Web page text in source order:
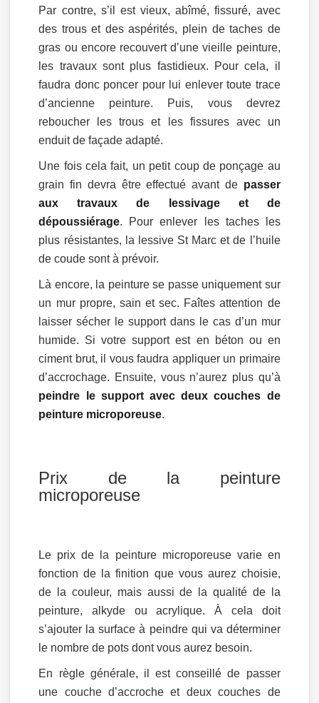
Par contre, s’il est vieux, abîmé, fissuré, avec
des trous et des aspérités, plein de taches de
gras ou encore recouvert d’une vieille peinture,
les travaux sont plus fastidieux. Pour cela, il
faudra donc poncer pour lui enlever toute trace
d’ancienne peinture. Puis, vous devrez
reboucher les trous et les fissures avec un
enduit de façade adapté.
Une fois cela fait, un petit coup de ponçage au
grain fin devra être effectué avant de passer
aux travaux de lessivage et de
dépoussiérage. Pour enlever les taches les
plus résistantes, la lessive St Marc et de l’huile
de coude sont à prévoir.
Là encore, la peinture se passe uniquement sur
un mur propre, sain et sec. Faîtes attention de
laisser sécher le support dans le cas d’un mur
humide. Si votre support est en béton ou en
ciment brut, il vous faudra appliquer un primaire
d’accrochage. Ensuite, vous n’aurez plus qu’à
peindre le support avec deux couches de
peinture microporeuse.
Prix de la peinture
microporeuse
Le prix de la peinture microporeuse varie en
fonction de la finition que vous aurez choisie,
de la couleur, mais aussi de la qualité de la
peinture, alkyde ou acrylique. À cela doit
s’ajouter la surface à peindre qui va déterminer
le nombre de pots dont vous aurez besoin.
En règle générale, il est conseillé de passer
une couche d’accroche et deux couches de